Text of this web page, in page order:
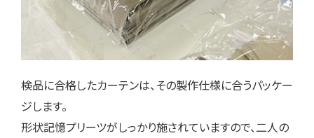
検品に合格したカーテンは、その製作仕様に合うパッケー
ジします。
形状記憶プリーツがしっかり施されていますので、二人の